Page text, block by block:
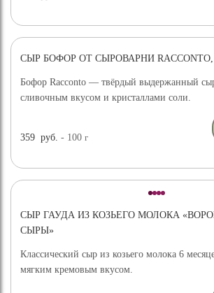
СЫР БОФОР ОТ СЫРОВАРНИ RACCONTO,
Бофор Racconto — твёрдый выдержанный
сливочным вкусом и кристаллами соли.
359 руб. - 100г
СЫР ГАУДА ИЗ КОЗЬЕГО МОЛОКА
СЫРЫ»
Классический сыр из козьего молока 6
мягким кремовым вкусом.